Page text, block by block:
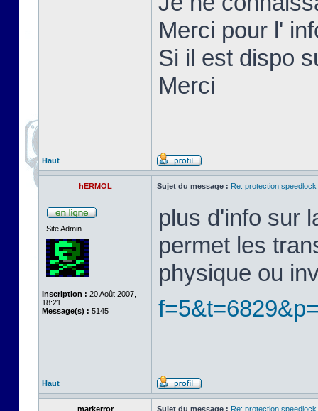
Merci pour l'
Si il est dispo
Merci
Haut
hERMOL Sujet du message : Re: protection
Site Admin
Inscription : 20 Août 2007,
18:21
Message(s) : 5145
plus d'info sur
permet les
physique ou
Haut
markerror Sujet du message : Re: protection